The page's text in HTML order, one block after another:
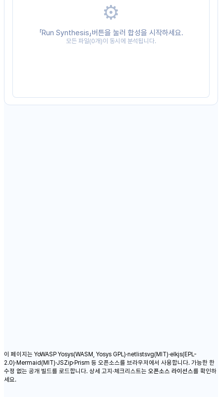
⚙️
「Run Synthesis」버튼을 눌러 합성을 시작하세요.
모든 파일(0개)이 동시에 분석됩니다.
이 페이지는 YoWASP Yosys(WASM, Yosys GPL)·netlistsvg(MIT)·elkjs(EPL-
2.0)·Mermaid(MIT)·JSZip·Prism 등 오픈소스를 브라우저에서 사용합니다. 가능한 한
수정 없는 공개 빌드를 로드합니다. 상세 고지·체크리스트는 오픈소스 라이선스를 확인하
세요.